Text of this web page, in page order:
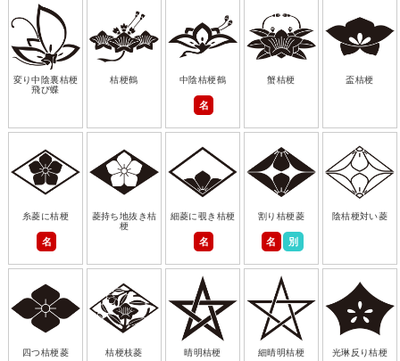
変り中陰裏桔梗
飛び蝶
桔梗鶴 中陰桔梗鶴
名
蟹桔梗 盃桔梗
糸菱に桔梗
名
菱持ち地抜き桔
梗
細菱に覗き桔梗
名
割り桔梗菱
名 別
陰桔梗対い菱
四つ桔梗菱 桔梗枝菱 晴明桔梗 細晴明桔梗 光琳反り桔梗